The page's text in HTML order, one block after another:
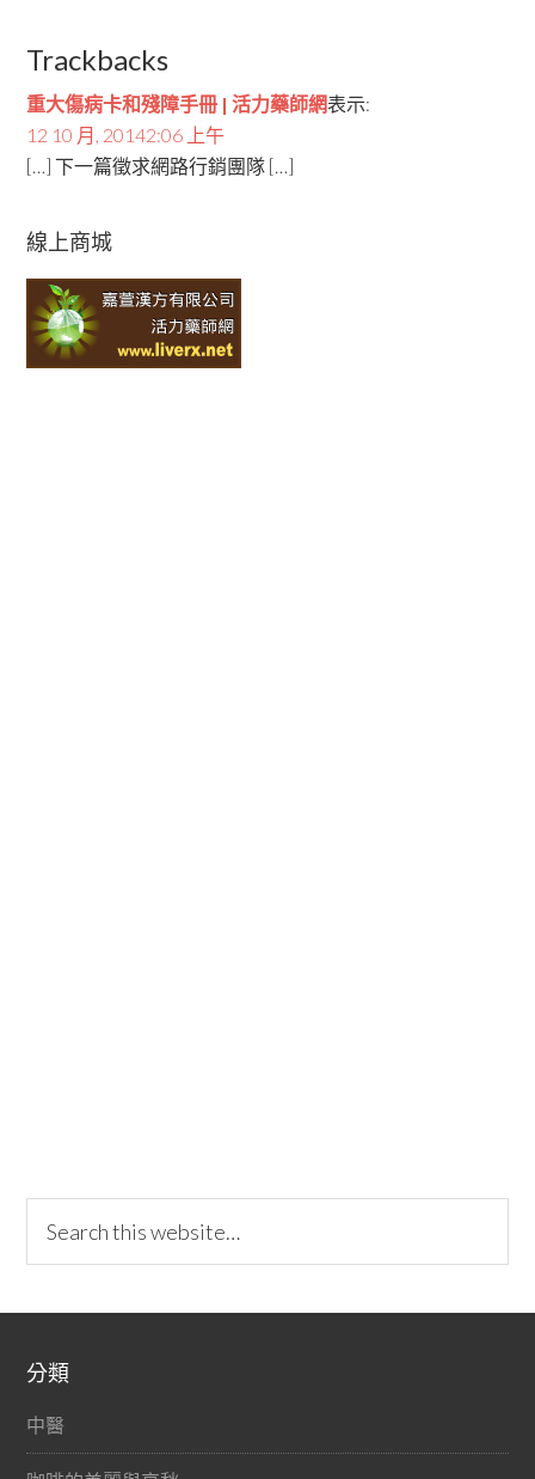
Trackbacks
重大傷病卡和殘障手冊 | 活力藥師網表示:
12 10 月, 20142:06 上午
[…] 下一篇徵求網路行銷團隊 […]
線上商城
分類
中醫